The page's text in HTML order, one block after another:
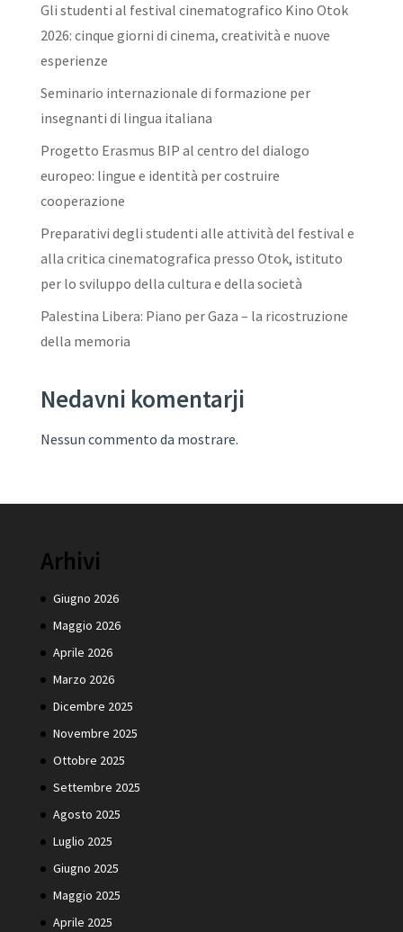
Gli studenti al festival cinematografico Kino Otok
2026: cinque giorni di cinema, creatività e nuove
esperienze
Seminario internazionale di formazione per
insegnanti di lingua italiana
Progetto Erasmus BIP al centro del dialogo
europeo: lingue e identità per costruire
cooperazione
Preparativi degli studenti alle attività del festival e
alla critica cinematografica presso Otok, istituto
per lo sviluppo della cultura e della società
Palestina Libera: Piano per Gaza – la ricostruzione
della memoria
Nedavni komentarji
Nessun commento da mostrare.
Arhivi
Giugno 2026
Maggio 2026
Aprile 2026
Marzo 2026
Dicembre 2025
Novembre 2025
Ottobre 2025
Settembre 2025
Agosto 2025
Luglio 2025
Giugno 2025
Maggio 2025
Aprile 2025